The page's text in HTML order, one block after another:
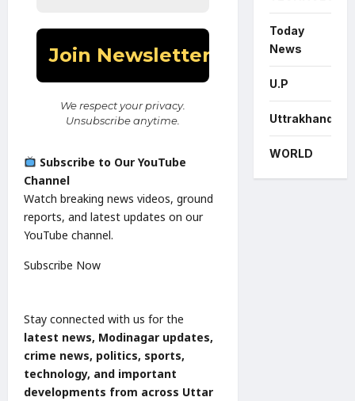
We respect your privacy.
Unsubscribe anytime.
Subscribe to Our YouTube
Channel
Watch breaking news videos, ground
reports, and latest updates on our
YouTube channel.
Subscribe Now
Stay connected with us for the
latest news, Modinagar updates,
crime news, politics, sports,
technology, and important
developments from across Uttar
Today
News
U.P
Uttrakhand
WORLD